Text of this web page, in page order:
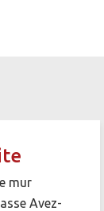
mur
Avez-